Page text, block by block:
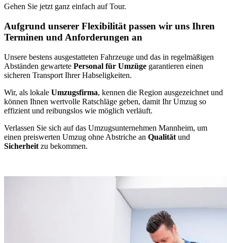
Gehen Sie jetzt ganz einfach auf Tour.
Aufgrund unserer Flexibilität passen wir uns Ihren
Terminen und Anforderungen an
Unsere bestens ausgestatteten Fahrzeuge und das in regelmäßigen
Abständen gewartete Personal für Umzüge garantieren einen
sicheren Transport Ihrer Habseligkeiten.
Wir, als lokale Umzugsfirma, kennen die Region ausgezeichnet und
können Ihnen wertvolle Ratschläge geben, damit Ihr Umzug so
effizient und reibungslos wie möglich verläuft.
Verlassen Sie sich auf das Umzugsunternehmen Mannheim, um
einen preiswerten Umzug ohne Abstriche an Qualität und
Sicherheit zu bekommen.